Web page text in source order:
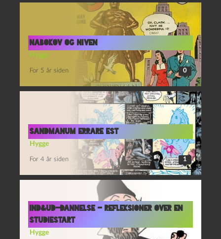
Nabokov og Niven
Hygge
For 5 år siden 0
Sandmanum errare est
Hygge
For 4 år siden 1
Ind&Ud-Dannelse – refleksioner over en
studiestart
Hygge